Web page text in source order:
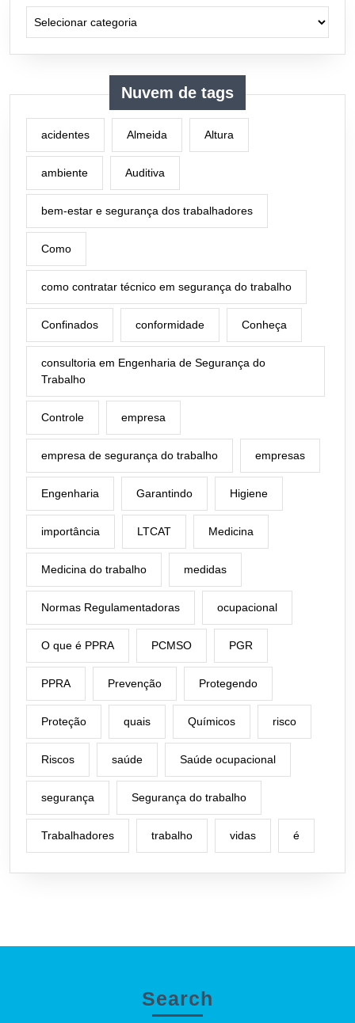
Nuvem de tags
acidentes Almeida Altura
ambiente Auditiva
bem-estar e segurança dos trabalhadores
Como
como contratar técnico em segurança do trabalho
Confinados conformidade Conheça
consultoria em Engenharia de Segurança do
Trabalho
Controle empresa
empresa de segurança do trabalho empresas
Engenharia Garantindo Higiene
importância LTCAT Medicina
Medicina do trabalho medidas
Normas Regulamentadoras ocupacional
O que é PPRA PCMSO PGR
PPRA Prevenção Protegendo
Proteção quais Químicos risco
Riscos saúde Saúde ocupacional
segurança Segurança do trabalho
Trabalhadores trabalho vidas é
Search